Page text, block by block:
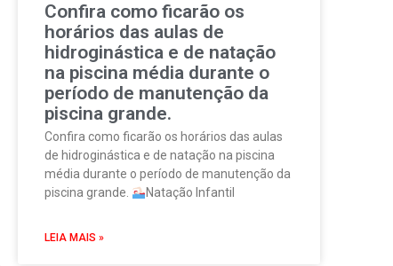
Confira como ficarão os
horários das aulas de
hidroginástica e de natação
na piscina média durante o
período de manutenção da
piscina grande.
Confira como ficarão os horários das aulas
de hidroginástica e de natação na piscina
média durante o período de manutenção da
piscina grande.
Natação Infantil
LEIA MAIS »